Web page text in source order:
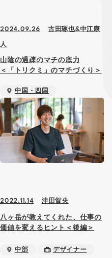
2024.09.26 古田琢也&中江康
人
山陰の過疎のマチの底力
＜「トリクミ」のマチづくり＞
中国・四国
デザイナー
2022.11.14 津田賀央
八ヶ岳が教えてくれた、仕事の
価値を変えるヒント＜後編＞
中部 デザイナー